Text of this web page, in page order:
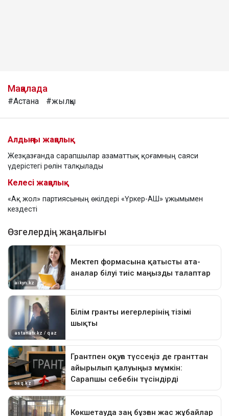
Мақалада
#Астана #жылқы
Алдыңғы жаңалық
Жезқазғанда сарапшылар азаматтық қоғамның саяси
үдерістегі рөлін талқылады
Келесі жаңалық
«Ақ жол» партиясының өкілдері «Үркер-АШ» ұжымымен
кездесті